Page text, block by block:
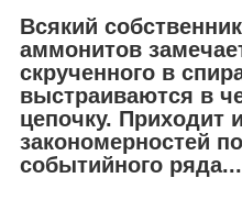
Всякий
аммонитов
скрученного в
выстраиваются в
цепочку. Приходит
закономерностей
событийного ряда...